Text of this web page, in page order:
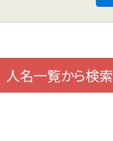
人名一覧から検索